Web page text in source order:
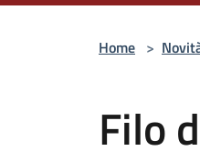
Home >
Filo